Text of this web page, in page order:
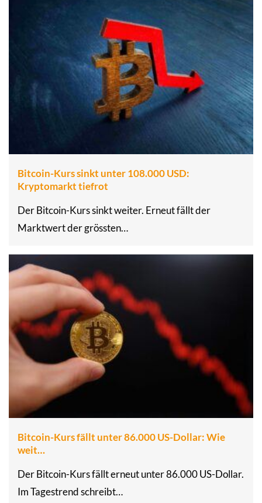
Bitcoin-Kurs sinkt unter 108.000 USD:
Kryptomarkt tiefrot
Der Bitcoin-Kurs sinkt weiter. Erneut fällt der
Marktwert der grössten…
Bitcoin-Kurs fällt unter 86.000 US-Dollar: Wie
weit…
Der Bitcoin-Kurs fällt erneut unter 86.000 US-Dollar.
Im Tagestrend schreibt…